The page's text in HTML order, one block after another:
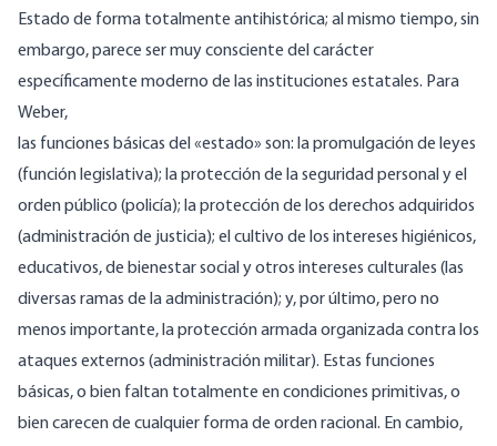
Estado de forma totalmente antihistórica; al mismo tiempo, sin
embargo, parece ser muy consciente del carácter
específicamente moderno de las instituciones estatales. Para
Weber,
las funciones básicas del «estado» son: la promulgación de leyes
(función legislativa); la protección de la seguridad personal y el
orden público (policía); la protección de los derechos adquiridos
(administración de justicia); el cultivo de los intereses higiénicos,
educativos, de bienestar social y otros intereses culturales (las
diversas ramas de la administración); y, por último, pero no
menos importante, la protección armada organizada contra los
ataques externos (administración militar). Estas funciones
básicas, o bien faltan totalmente en condiciones primitivas, o
bien carecen de cualquier forma de orden racional. En cambio,